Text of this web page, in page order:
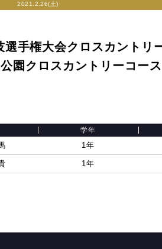
2021.2.26(土)
手権大会クロスカントリ
園クロスカントリーコース
学年
1年
1年